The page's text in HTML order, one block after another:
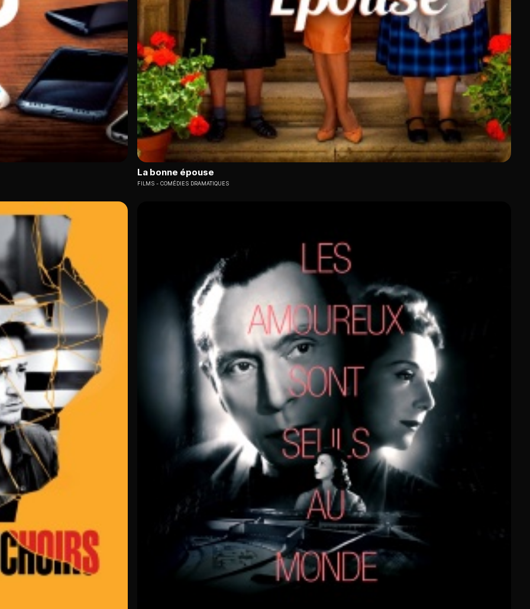
La bonne épouse
FILMS COMÉDIES DRAMATIQUES